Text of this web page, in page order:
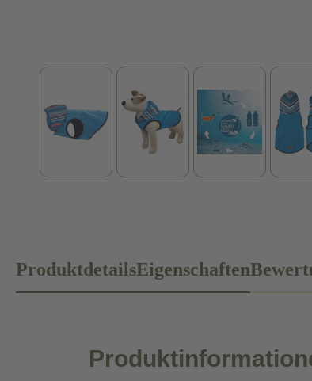
ProduktdetailsEigenschaften